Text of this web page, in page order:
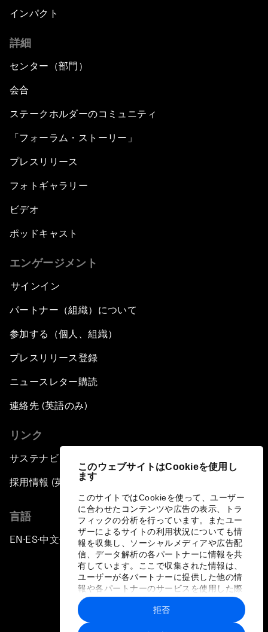
このウェブサイトはCookieを使用し
ます
このサイトではCookieを使って、ユーザー
に合わせたコンテンツや広告の表示、トラ
フィックの分析を行っています。またユー
ザーによるサイトの利用状況についても情
報を収集し、ソーシャルメディアや広告配
信、データ解析の各パートナーに情報を共
有しています。ここで収集された情報は、
ユーザーが各パートナーに提供した他の情
報や各パートナーのサービスを使用した際
に収集された情報と組み合わされ、各パー
トナーによって使用されることがありま
す。
拒否
インパクト
詳細
センター（部門）
会合
ステークホルダーのコミュニティ
「フォーラム・ストーリー」
プレスリリース
フォトギャラリー
ビデオ
ポッドキャスト
エンゲージメント
サインイン
パートナー（組織）について
参加する（個人、組織）
プレスリリース登録
ニュースレター購読
連絡先 (英語のみ)
リンク
サステナビリティへの取り組み
採用情報 (英語のみ)
言語
EN ▪ ES▪中文▪ 日本語
プライバシーポリシーと利用規約